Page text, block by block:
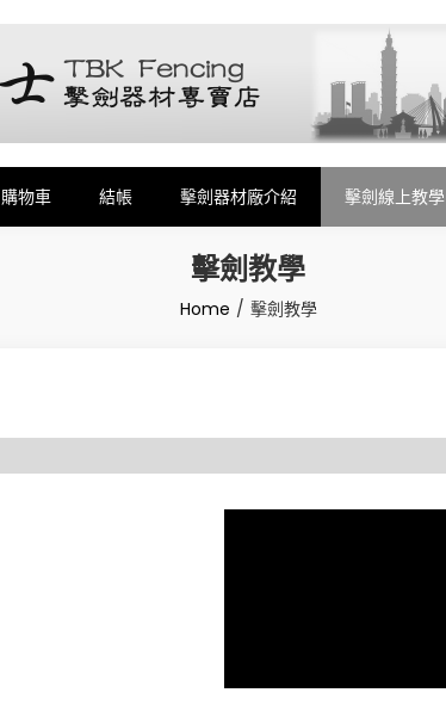
購物車 結帳 擊劍器材廠介紹 擊劍線上教學
擊劍教學
Home 擊劍教學